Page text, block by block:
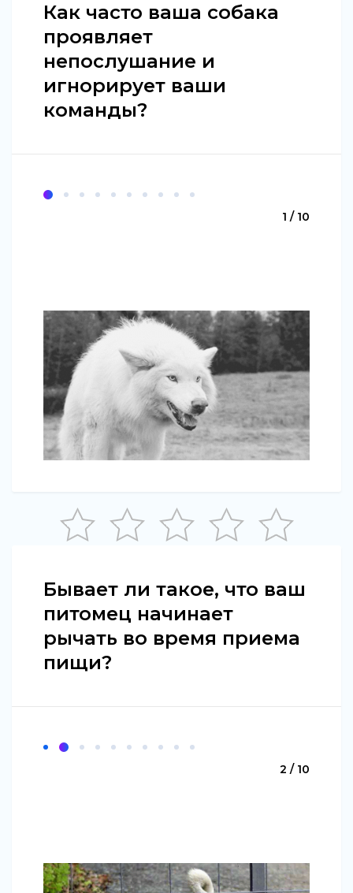
Как часто ваша собака
проявляет
непослушание и
игнорирует ваши
команды?
1 / 10
Бывает ли такое, что ваш
питомец начинает
рычать во время приема
пищи?
2 / 10